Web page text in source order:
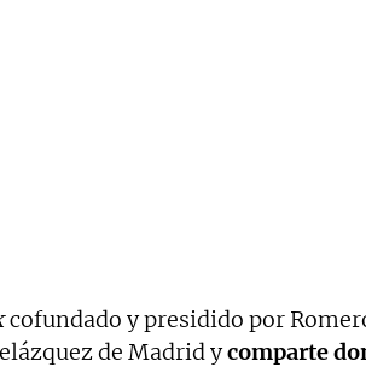
cofundado y presidido por
de Madrid ycomparte